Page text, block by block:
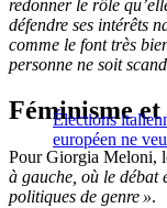
redonner le rôle
défendre ses intérêts
comme le font très
personne ne soit
Élections
européen ne
Féminisme
Pour Giorgia Meloni,
à gauche, où le débat
politiques de genre ».